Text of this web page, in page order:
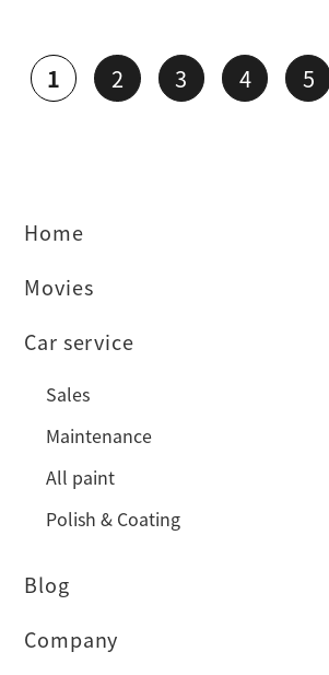
1 2 3 4 5
Home
Movies
Car service
Sales
Maintenance
All paint
Polish & Coating
Blog
Company